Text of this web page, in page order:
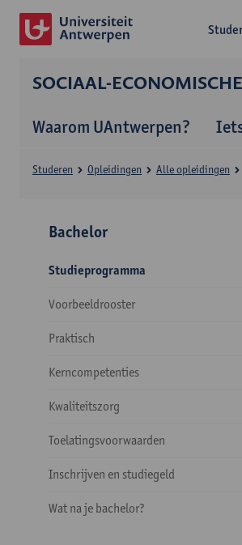
SOCIAAL-
Waarom UAntwerpen?
Studeren Opleidingen Alle opleidingen
Bachelor
Studieprogramma
Voorbeeldrooster
Praktisch
Kerncompetenties
Kwaliteitszorg
Toelatingsvoorwaarden
Inschrijven en studiegeld
Wat na je bachelor?